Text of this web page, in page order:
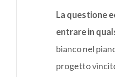
La questione
entrare in
bianco nel
progetto